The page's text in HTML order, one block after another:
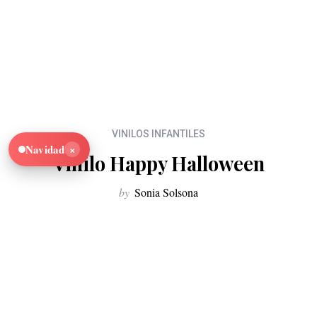
VINILOS INFANTILES
Vinilo Happy Halloween
by Sonia Solsona
Navidad ×